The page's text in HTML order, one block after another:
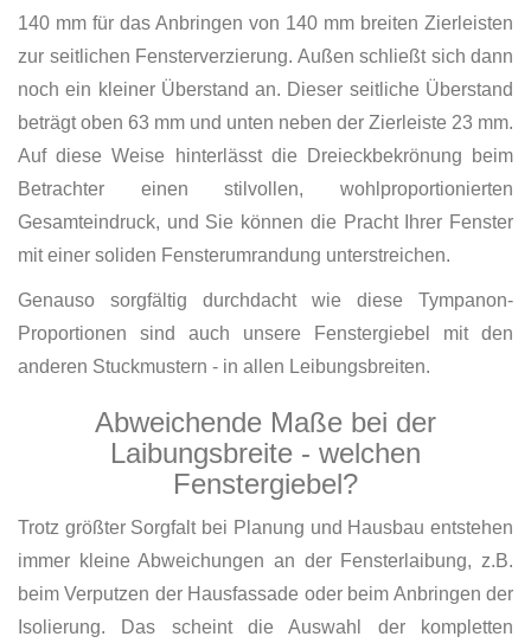
140 mm für das Anbringen von 140 mm breiten Zierleisten
zur seitlichen Fensterverzierung. Außen schließt sich dann
noch ein kleiner Überstand an. Dieser seitliche Überstand
beträgt oben 63 mm und unten neben der Zierleiste 23 mm.
Auf diese Weise hinterlässt die Dreieckbekrönung beim
Betrachter einen stilvollen, wohlproportionierten
Gesamteindruck, und Sie können die Pracht Ihrer Fenster
mit einer soliden Fensterumrandung unterstreichen.
Genauso sorgfältig durchdacht wie diese Tympanon-
Proportionen sind auch unsere Fenstergiebel mit den
anderen Stuckmustern - in allen Leibungsbreiten.
Abweichende Maße bei der
Laibungsbreite - welchen
Fenstergiebel?
Trotz größter Sorgfalt bei Planung und Hausbau entstehen
immer kleine Abweichungen an der Fensterlaibung, z.B.
beim Verputzen der Hausfassade oder beim Anbringen der
Isolierung. Das scheint die Auswahl der kompletten